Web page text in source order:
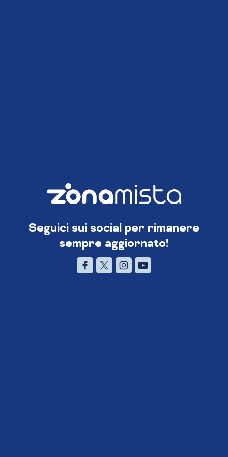
Seguici sui social per rimanere
sempre aggiornato!